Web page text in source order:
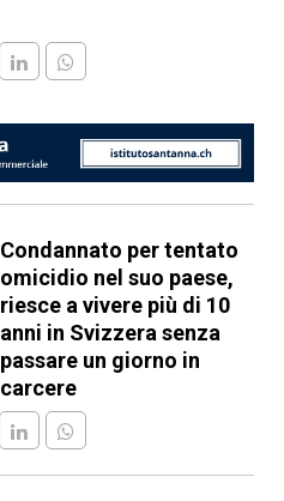
Condannato per tentato
omicidio nel suo paese,
riesce a vivere più di 10
anni in Svizzera senza
passare un giorno in
carcere